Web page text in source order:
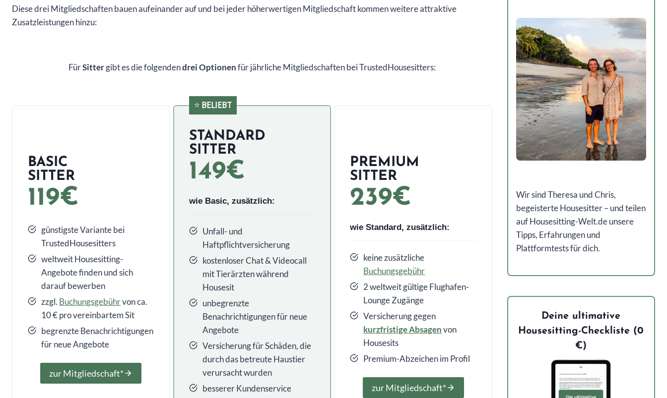
Diese drei Mitgliedschaften bauen aufeinander auf und bei jeder höherwertigen Mitgliedschaft kommen weitere attraktive
Zusatzleistungen hinzu:
FürSittergibt es die folgendendrei Optionenfür jährliche Mitgliedschaften bei TrustedHousesitters:
BASIC
SITTER
119€
günstigste Variante bei
TrustedHousesitters
weltweit Housesitting-
Angebote finden und sich
darauf bewerben
zzgl. Buchungsgebührvon ca.
10 € pro vereinbartem Sit
begrenzte Benachrichtigungen
für neue Angebote
zur Mitgliedschaft*
⭐ BELIEBT
STANDARD
SITTER
149€
wie Basic, zusätzlich:
Unfall- und
Haftpflichtversicherung
kostenloser Chat & Videocall
mit Tierärzten während
Housesit
unbegrenzte
Benachrichtigungen für neue
Angebote
Versicherung für Schäden, die
durch das betreute Haustier
verursacht wurden
besserer Kundenservice
PREMIUM
SITTER
239€
wie Standard, zusätzlich:
keine zusätzliche
Buchungsgebühr
2 weltweit gültige Flughafen-
Lounge Zugänge
Versicherung gegen
kurzfristige Absagenvon
Housesits
Premium-Abzeichen im Profil
zur Mitgliedschaft*
Wir sind Theresa und Chris,
begeisterte Housesitter – und teilen
auf Housesitting-Welt.de unsere
Tipps, Erfahrungen und
Plattformtests für dich.
Deine ultimative
Housesitting-Checkliste (0
€)